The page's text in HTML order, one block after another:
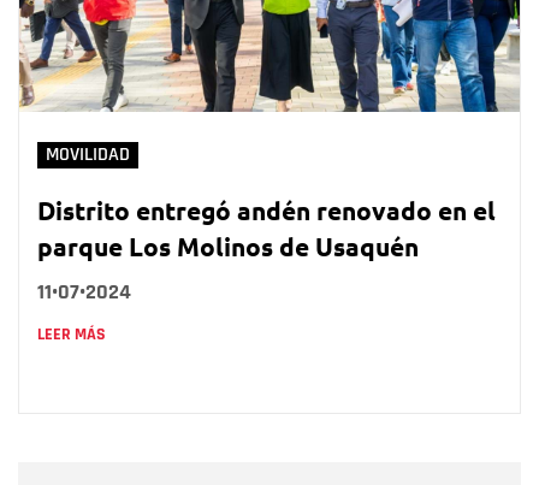
MOVILIDAD
Distrito entregó andén renovado en el
parque Los Molinos de Usaquén
11•07•2024
LEER MÁS